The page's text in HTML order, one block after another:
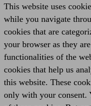
This website uses
while you navigate
cookies that are
your browser as they
functionalities of the
cookies that help us
this website. These
only with your consent.